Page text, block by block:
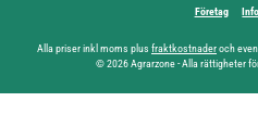
Företag
Alla priser inkl moms plus fraktkostnaderoch
© 2026 Agrarzone - Alla rättigheter